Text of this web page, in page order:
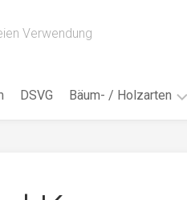
Verwendung
DSVG Bäum- / Holzarten